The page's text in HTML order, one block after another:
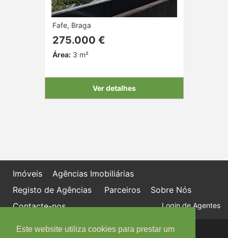
Este website utiliza cookies para prestar um
Fafe, Braga
275.000 €
Área:3 m²
Ver detalhes
Imóveis
Agências Imobiliárias
Registo de Agências
Parceiros
Sobre Nós
Contacte-nos
Login de Agentes
Política de proteção de dados